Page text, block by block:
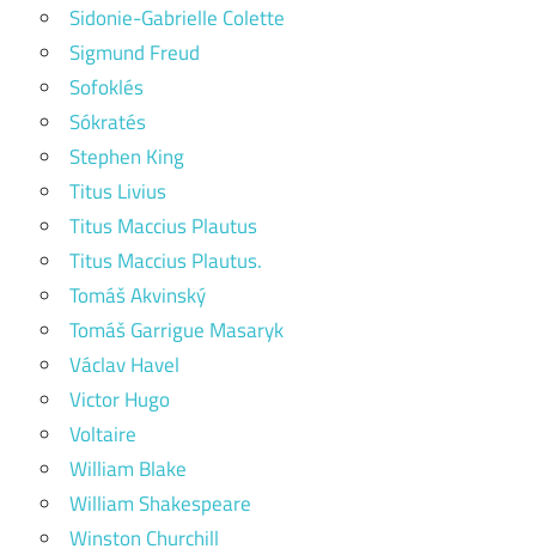
Sidonie-Gabrielle Colette
Sigmund Freud
Sofoklés
Sókratés
Stephen King
Titus Livius
Titus Maccius Plautus
Titus Maccius Plautus.
Tomáš Akvinský
Tomáš Garrigue Masaryk
Václav Havel
Victor Hugo
Voltaire
William Blake
William Shakespeare
Winston Churchill